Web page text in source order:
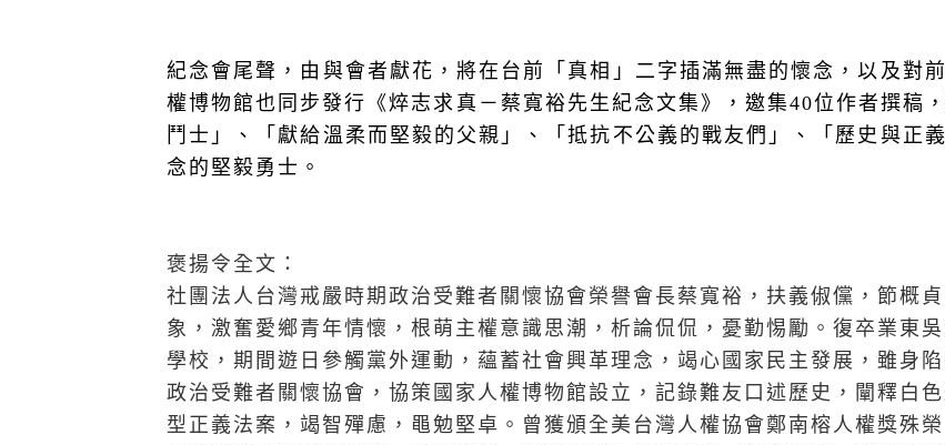
紀念會尾聲，由與會者獻花，將在台前「真相」二字插滿無盡的懷念，以及對
權博物館也同步發行《焠志求真－蔡寬裕先生紀念文集》，邀集40位作者撰稿
鬥士」、「獻給溫柔而堅毅的父親」、「抵抗不公義的戰友們」、「歷史與正
念的堅毅勇士。
褒揚令全文：
社團法人台灣戒嚴時期政治受難者關懷協會榮譽會長蔡寬裕，扶義俶儻，節概
象，激奮愛鄉青年情懷，根萌主權意識思潮，析論侃侃，憂勤惕勵。復卒業東
學校，期間遊日參觸黨外運動，蘊蓄社會興革理念，竭心國家民主發展，雖身
政治受難者關懷協會，協策國家人權博物館設立，記錄難友口述歷史，闡釋白
型正義法案，竭智殫慮，黽勉堅卓。曾獲頒全美台灣人權協會鄭南榕人權獎殊